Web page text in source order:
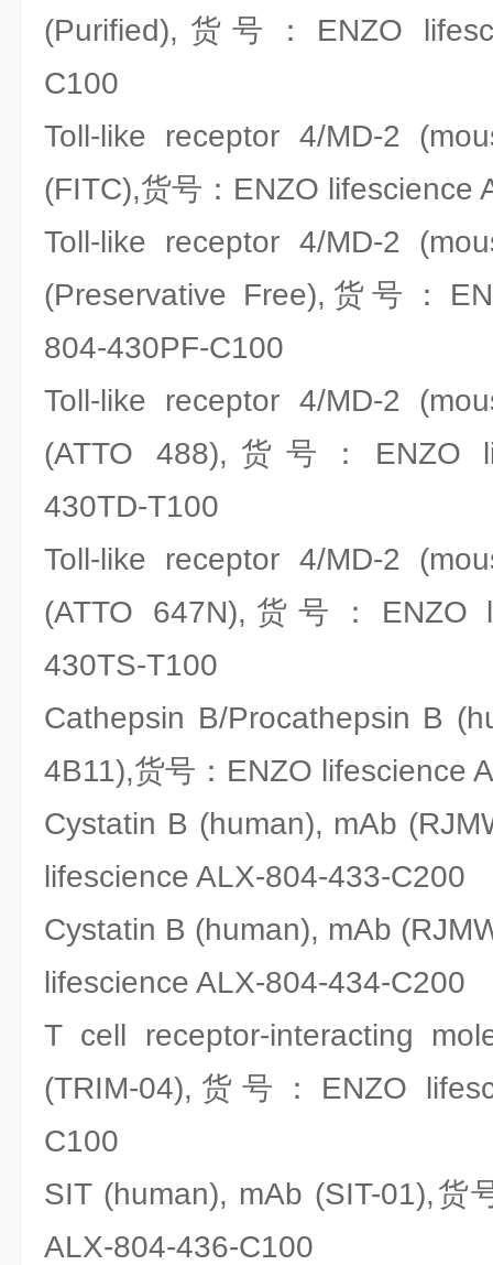
(Purified),货号：ENZO
C100
Toll-like receptor 4/MD-2
(FITC),货号：ENZO lifescience
Toll-like receptor 4/MD-2
(Preservative Free),货号：
804-430PF-C100
Toll-like receptor 4/MD-2
(ATTO 488),货号：ENZO
430TD-T100
Toll-like receptor 4/MD-2
(ATTO 647N),货号：ENZO
430TS-T100
Cathepsin B/Procathepsin B
4B11),货号：ENZO lifescience
Cystatin B (human), mAb
lifescience ALX-804-433-C200
Cystatin B (human), mAb
lifescience ALX-804-434-C200
T cell receptor-interacting
(TRIM-04),货号：ENZO
C100
SIT (human), mAb (SIT-01),货
ALX-804-436-C100